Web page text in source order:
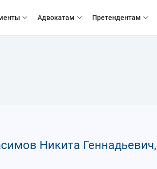
Адвокатам Претендентам
Никита